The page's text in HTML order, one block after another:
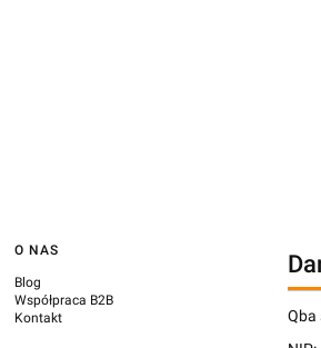
O NAS
Blog
Współpraca B2B
Kontakt
Qba